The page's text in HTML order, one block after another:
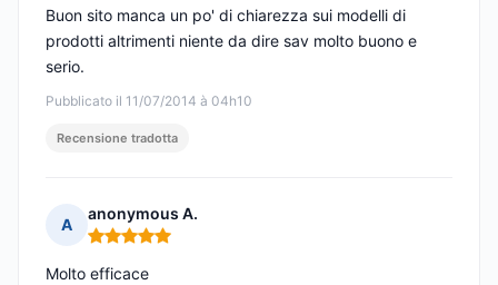
Pubblicato il 11/07/2014 à 04h10
Buon sito manca un po' di chiarezza sui modelli di
prodotti altrimenti niente da dire sav molto buono e
serio.
Recensione tradotta
A
anonymous A.
Nota: 5 su 5
Molto efficace